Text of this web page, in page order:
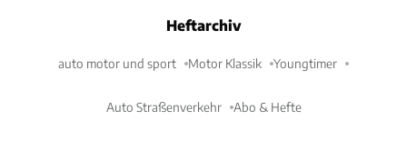
Heftarchiv
auto motor und sport Motor Klassik Youngtimer
Auto Straßenverkehr Abo & Hefte